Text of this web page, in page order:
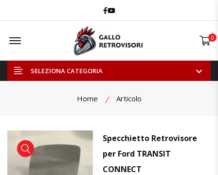
Facebook
Youtube
Offcanvas Menu Open 0
SELEZIONA CATEGORIA
Home Articolo
visualizza prodotto visualizza prodotto
Specchietto Retrovisore
per Ford TRANSIT
CONNECT